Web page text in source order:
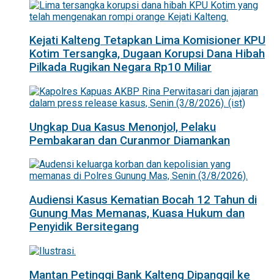
Kejati Kalteng Tetapkan Lima Komisioner KPU
Kotim Tersangka, Dugaan Korupsi Dana Hibah
Pilkada Rugikan Negara Rp10 Miliar
Ungkap Dua Kasus Menonjol, Pelaku
Pembakaran dan Curanmor Diamankan
Audiensi Kasus Kematian Bocah 12 Tahun di
Gunung Mas Memanas, Kuasa Hukum dan
Penyidik Bersitegang
Mantan Petinggi Bank Kalteng Dipanggil ke